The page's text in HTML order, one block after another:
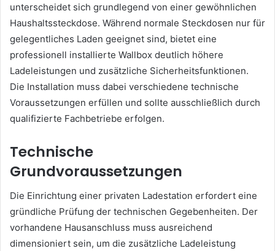
unterscheidet sich grundlegend von einer gewöhnlichen
Haushaltssteckdose. Während normale Steckdosen nur für
gelegentliches Laden geeignet sind, bietet eine
professionell installierte Wallbox deutlich höhere
Ladeleistungen und zusätzliche Sicherheitsfunktionen.
Die Installation muss dabei verschiedene technische
Voraussetzungen erfüllen und sollte ausschließlich durch
qualifizierte Fachbetriebe erfolgen.
Technische
Grundvoraussetzungen
Die Einrichtung einer privaten Ladestation erfordert eine
gründliche Prüfung der technischen Gegebenheiten. Der
vorhandene Hausanschluss muss ausreichend
dimensioniert sein, um die zusätzliche Ladeleistung